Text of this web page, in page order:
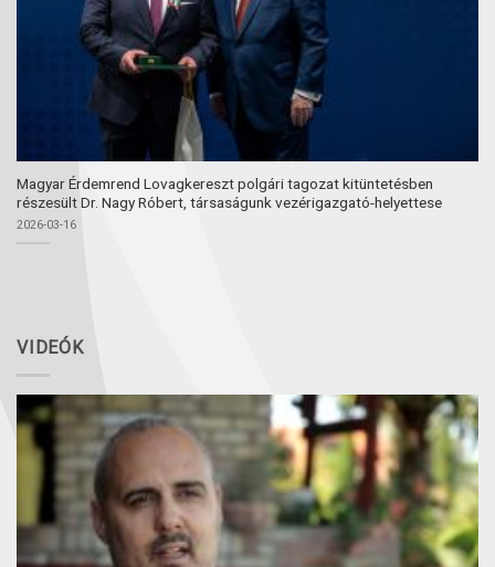
Magyar Érdemrend Lovagkereszt polgári tagozat kitüntetésben
részesült Dr. Nagy Róbert, társaságunk vezérigazgató-helyettese
2026-03-16
VIDEÓK